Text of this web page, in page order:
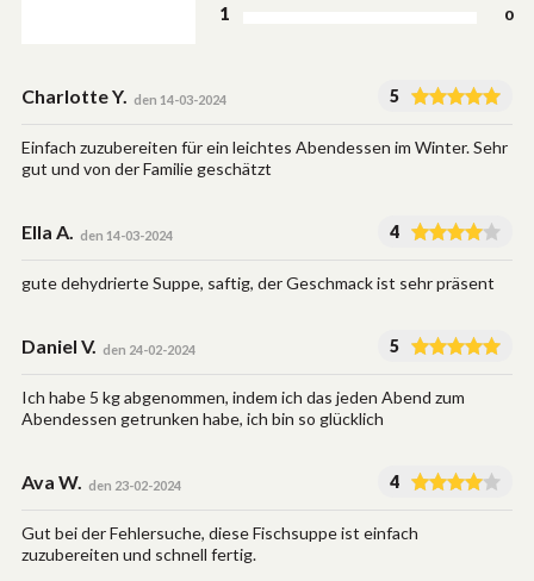
1 0
Charlotte Y. den 14-03-2024 5
Einfach zuzubereiten für ein leichtes Abendessen im Winter. Sehr
gut und von der Familie geschätzt
Ella A. den 14-03-2024 4
gute dehydrierte Suppe, saftig, der Geschmack ist sehr präsent
Daniel V. den 24-02-2024 5
Ich habe 5 kg abgenommen, indem ich das jeden Abend zum
Abendessen getrunken habe, ich bin so glücklich
Ava W. den 23-02-2024 4
Gut bei der Fehlersuche, diese Fischsuppe ist einfach
zuzubereiten und schnell fertig.